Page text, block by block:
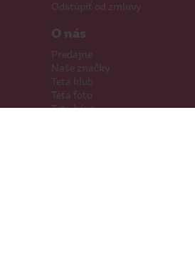
Odstúpiť od zmluvy
O nás
Predajne
Naše značky
Teta klub
Teta foto
Teta káva